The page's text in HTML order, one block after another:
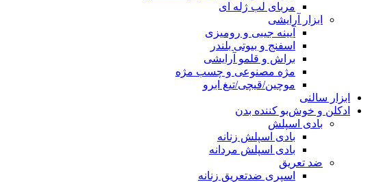
مربای لب ژله ای
ابزار آرایشی
آیینه جیبی و رومیزی
اسفنج و بیوتی بلندر
براش و قلمو آرایشی
مژه مصنوعی و چسب مژه
موچین/قیچی/تیغ ابرو
ابزار سالنی
ادکلن و خوش‌بو کننده بدن
بادی اسپلش
بادی اسپلش زنانه
بادی اسپلش مردانه
ضد تعریق
اسپری ضدتعریق زنانه